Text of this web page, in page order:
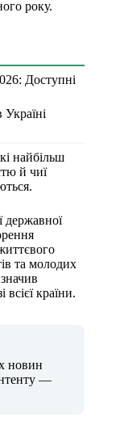
року.
Доступні
найбільш
й чиї
державної
та молодих
країни.
новин
—